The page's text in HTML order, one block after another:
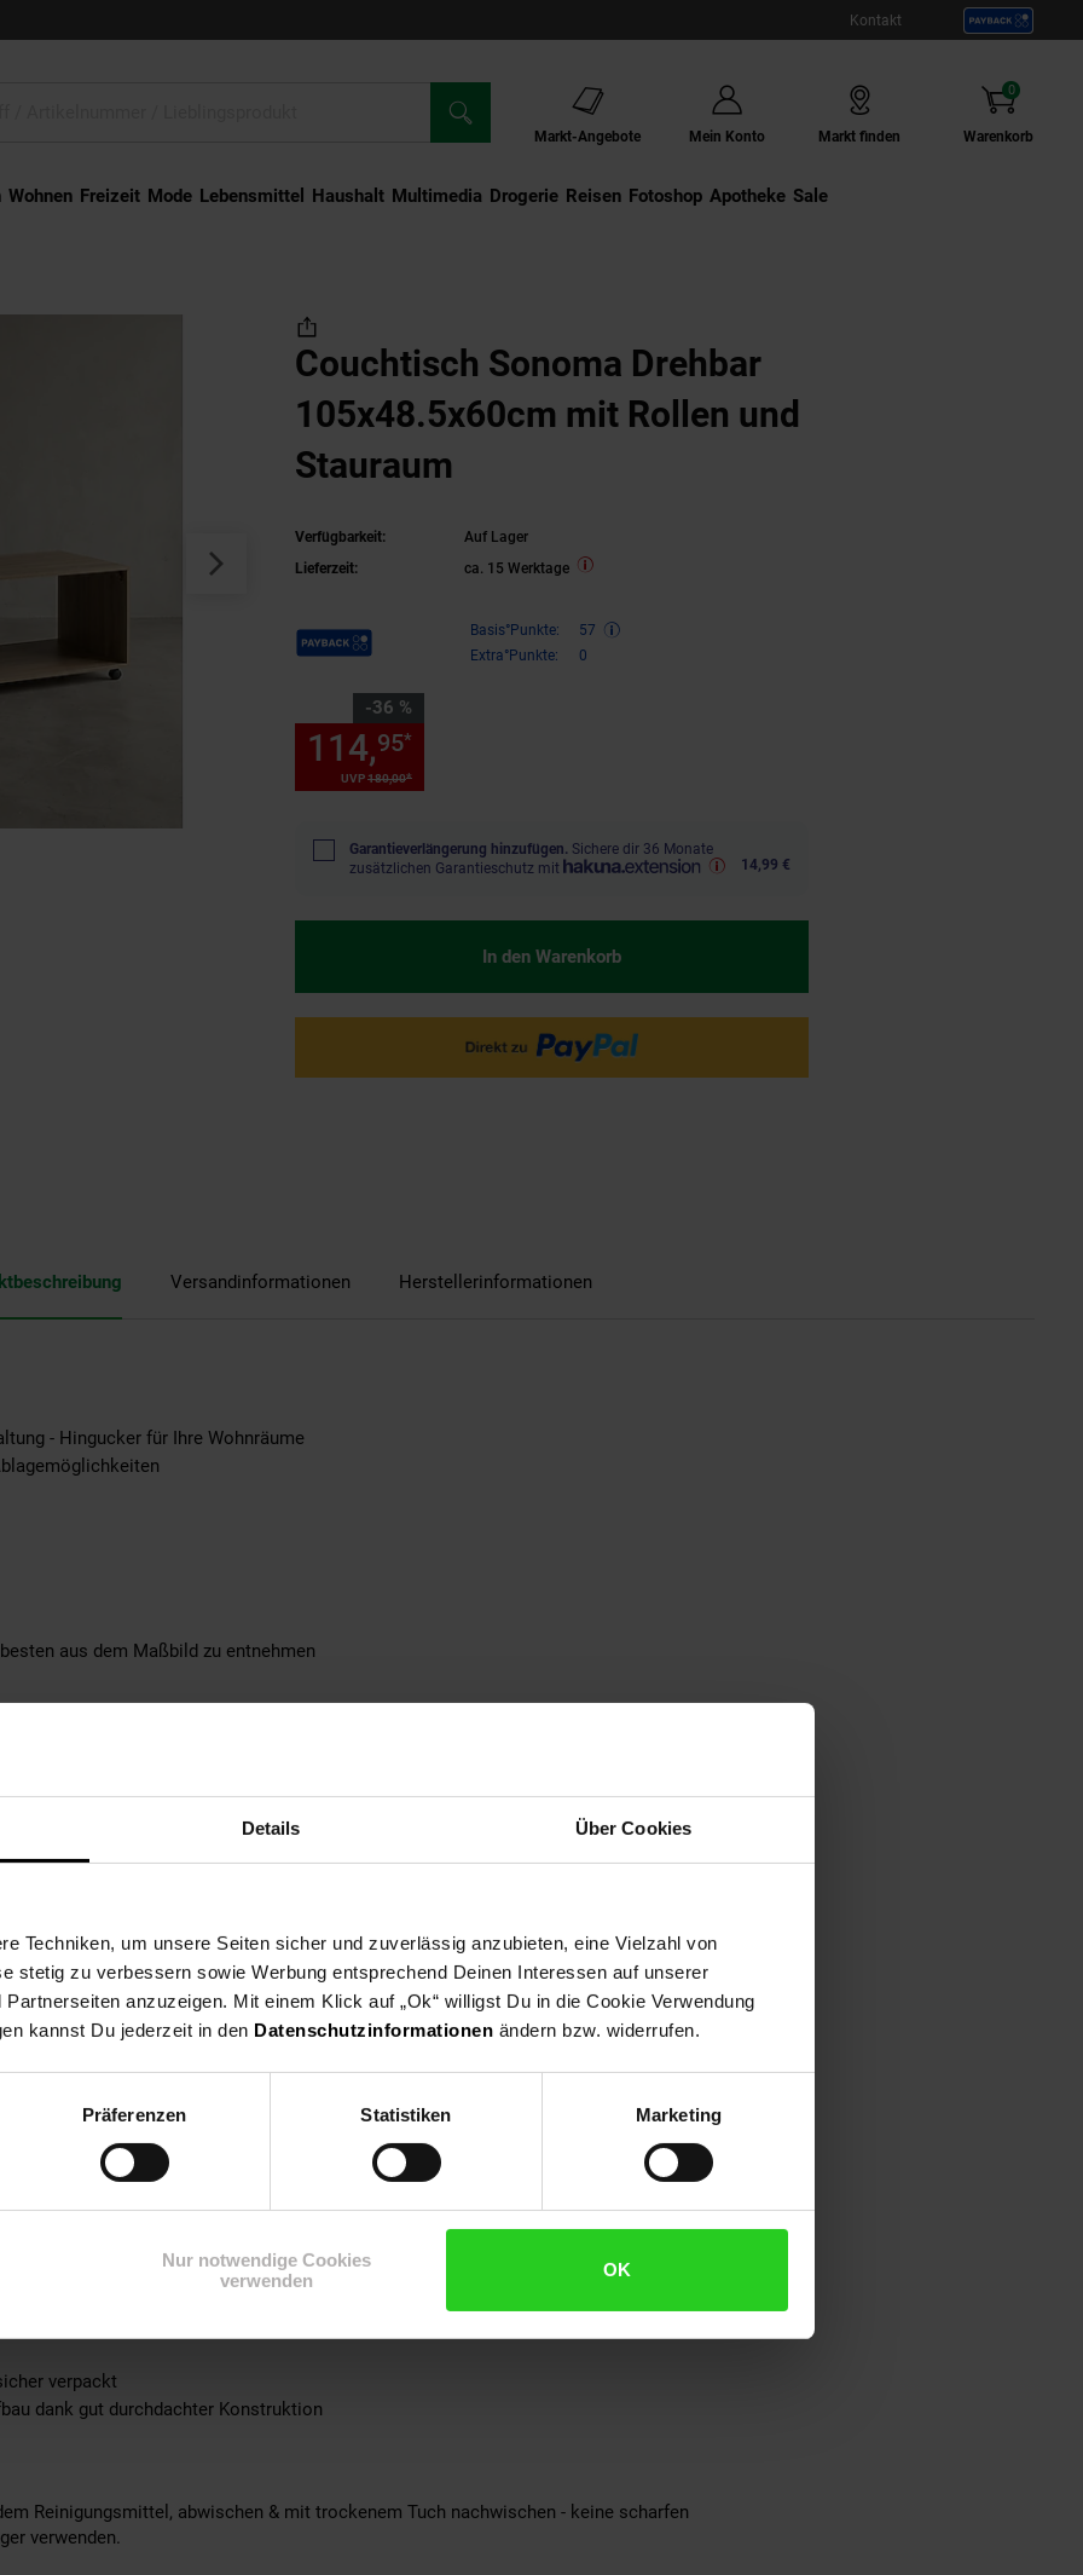
Details Über Cookies
Techniken, um unsere Seiten sicher und zuverlässig anzubieten, eine Vielzahl von
stetig zu verbessern sowie Werbung entsprechend Deinen Interessen auf unserer
anzuzeigen. Mit einem Klick auf „Ok“ willigst Du in die Cookie Verwendung
kannst Du jederzeit in den Datenschutzinformationen ändern bzw. widerrufen.
Präferenzen Statistiken Marketing
Nur notwendige Cookies
verwenden
OK
Kontakt
Markt-Angebote Mein Konto Markt finden Warenkorb
0
Artikel
Wohnen Freizeit Mode Lebensmittel Haushalt Multimedia Drogerie Externer Link:
Reisen Externer Link:
Fotoshop Externer Link:
Apotheke Sale
Couchtisch Sonoma Drehbar
105x48.5x60cm mit Rollen und
Stauraum
Verfügbarkeit:
Auf Lager
Lieferzeit:
ca. 15 Werktage
Payback Punkte Basis°Punkte:
57
Extra°Punkte:
0
-36 %
Sie Sparen 36 Prozent,
UVP180,00*
114,95*
Garantieverlängerung hinzufügen. Sichere dir 36 Monate
zusätzlichen Garantieschutz mit
14,99 €
In den Warenkorb
Versandinformationen Herstellerinformationen
- Hingucker für Ihre Wohnräume
aus dem Maßbild zu entnehmen
erhöht die Stabilität des Tischs
Melaminharzbeschichtung
zudem wasserabweisend
angefeuchtetes Baumwolltuch
Wohnzimmertisches: 15 kg
Spanplatte
verpackt
dank gut durchdachter Konstruktion
Reinigungsmittel, abwischen & mit trockenem Tuch nachwischen - keine scharfen
verwenden.